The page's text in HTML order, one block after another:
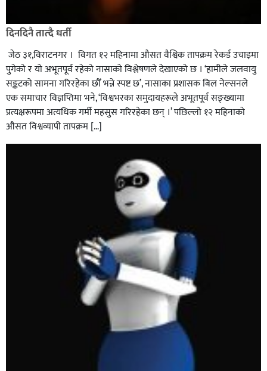
दिनदिनै तात्दै धर्ती
जेठ ३१,विराटनगर । विगत १२ महिनामा औसत वैश्विक तापक्रम रेकर्ड उचाइमा
पुगेको र यो अभूतपूर्व रहेको नासाको विश्लेषणले देखाएको छ । ‘हामीले जलवायु
सङ्कटको सामना गरिरहेका छौँ भन्ने स्पष्ट छ’, नासाका प्रशासक बिल नेल्सनले
एक समाचार विज्ञप्तिमा भने, ‘विश्वभरका समुदायहरूले अभूतपूर्व सङ्ख्यामा
प्रत्यक्षरूपमा अत्यधिक गर्मी महसुस गरिरहेका छन् ।’ पछिल्लो १२ महिनाको
औसत विश्वव्यापी तापक्रम […]